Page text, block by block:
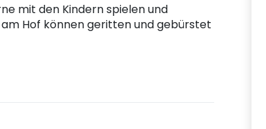
mit den Kindern spielen und
Hof können geritten und gebürstet